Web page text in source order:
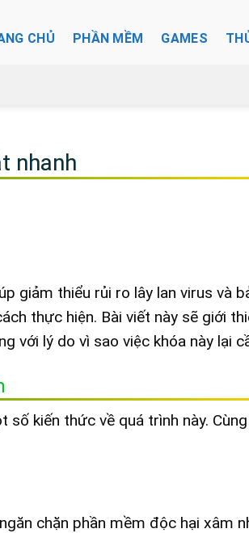
CHỦ PHẦN MỀM GAMES
nhanh
giảm thiểu rủi ro lây lan virus và
thực hiện. Bài viết này sẽ giới
với lý do vì sao việc khóa này lại
số kiến thức về quá trình này.
chặn phần mềm độc hại xâm